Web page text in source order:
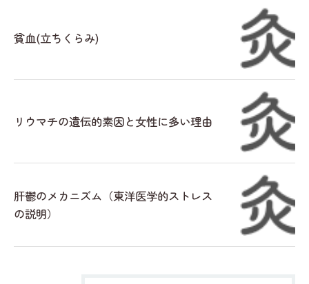
貧血(立ちくらみ)
リウマチの遺伝的素因と女性に多い理由
肝鬱のメカニズム（東洋医学的ストレス
の説明）